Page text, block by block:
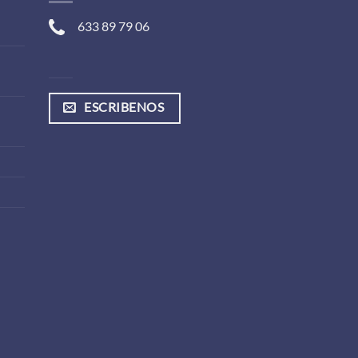
633 89 79 06
ESCRIBENOS